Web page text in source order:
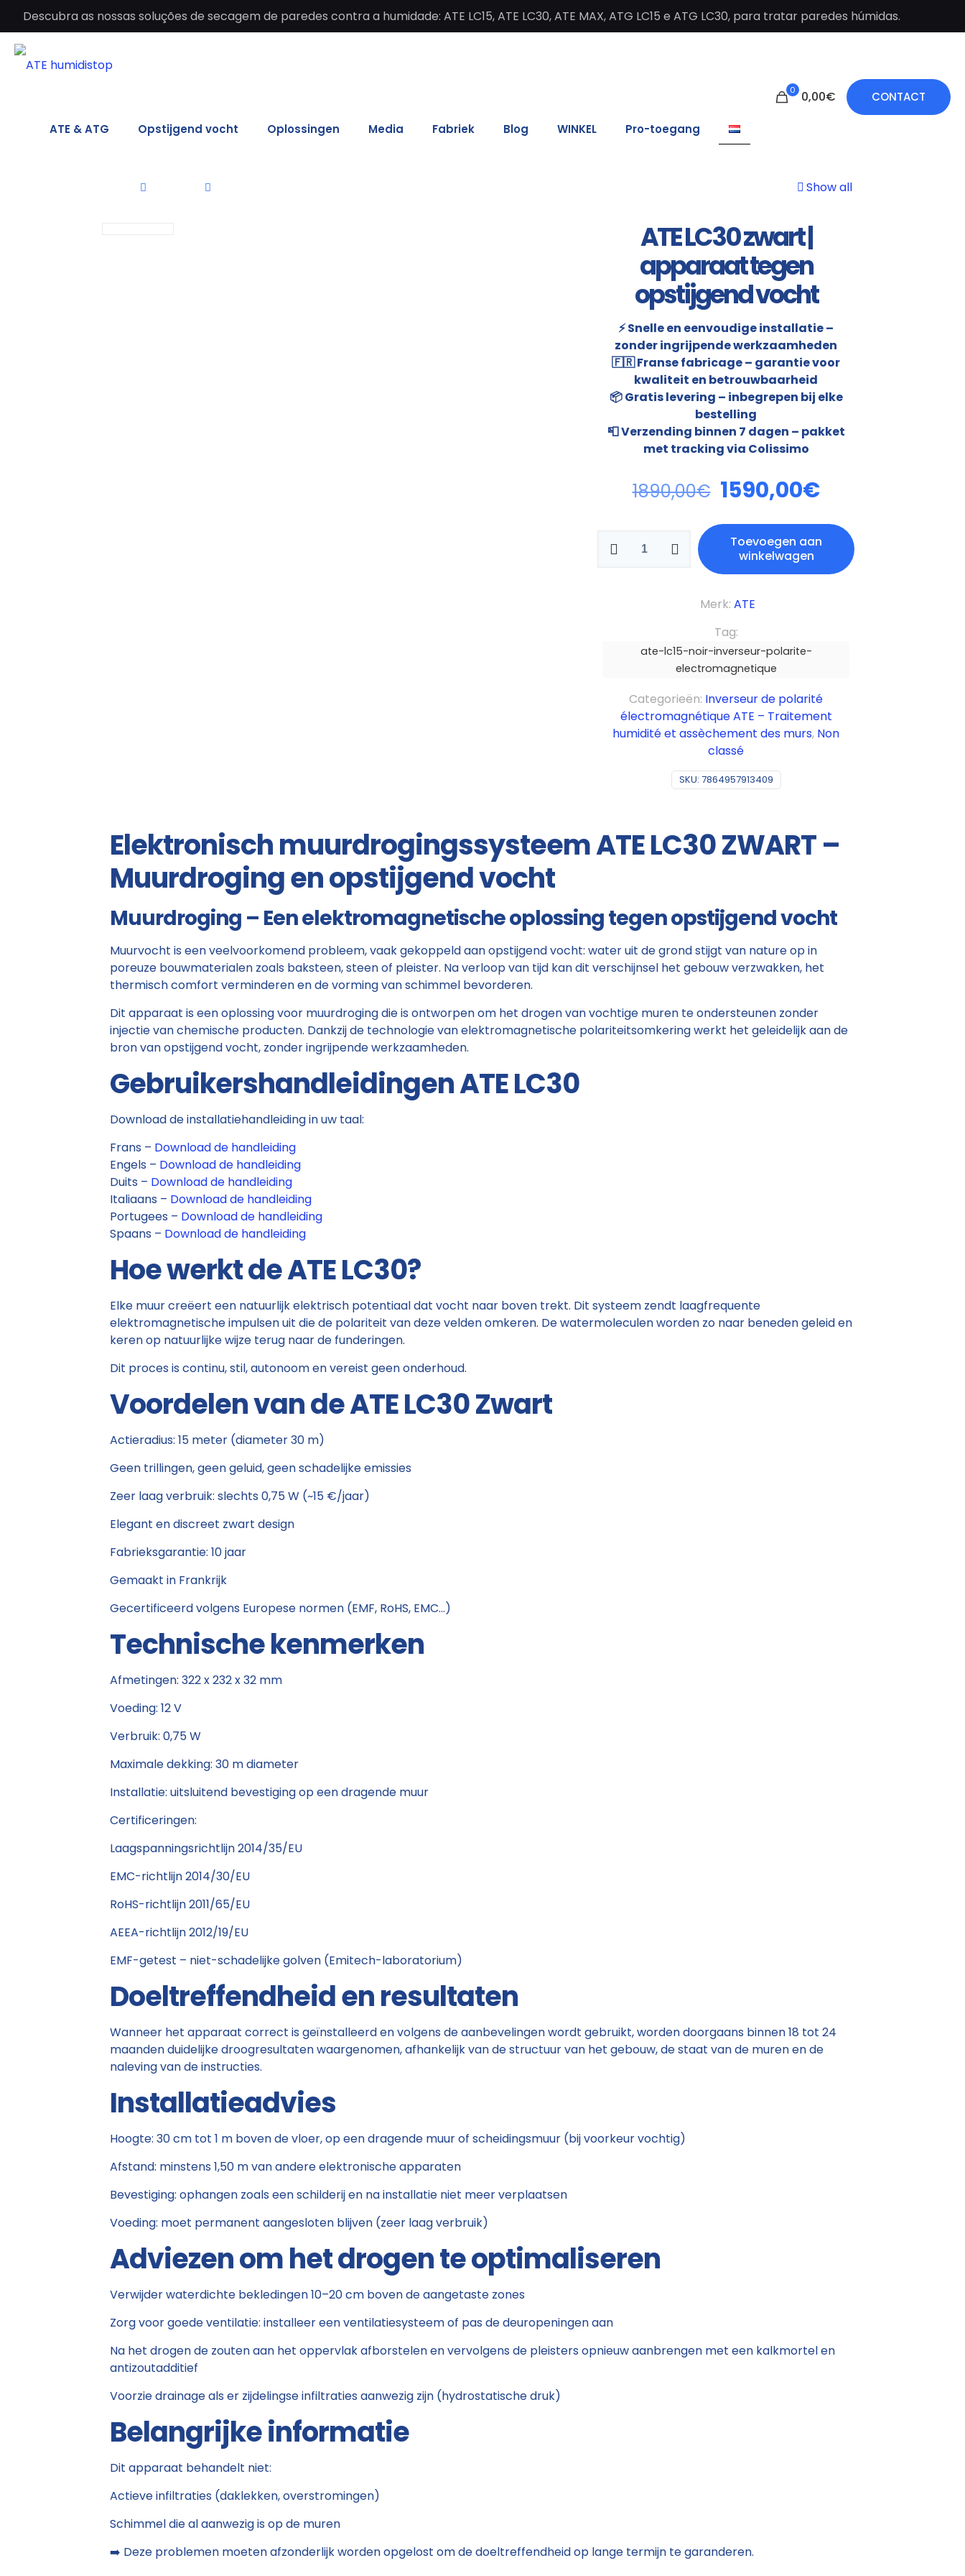
Descubra as nossas soluções de secagem de paredes contra a humidade: ATE LC15, ATE LC30, ATE MAX, ATG LC15 e ATG LC30, para tratar paredes húmidas.
ATE & ATG Opstijgend vocht Oplossingen Media Fabriek Blog WINKEL Pro-toegang
0 0,00€ CONTACT
Show all
ATE LC30 zwart |
apparaat tegen
opstijgend vocht
⚡ Snelle en eenvoudige installatie –
zonder ingrijpende werkzaamheden
🇫🇷 Franse fabricage – garantie voor
kwaliteit en betrouwbaarheid
📦 Gratis levering – inbegrepen bij elke
bestelling
📮 Verzending binnen 7 dagen – pakket
met tracking via Colissimo
1890,00€ 1590,00€
Toevoegen aan
winkelwagen
SKU: 7864957913409
Categorieën: Inverseur de polarité
électromagnétique ATE – Traitement
humidité et assèchement des murs, Non
classé
Tag:
ate-lc15-noir-inverseur-polarite-
electromagnetique
Merk: ATE
Elektronisch muurdrogingssysteem ATE LC30 ZWART –
Muurdroging en opstijgend vocht
Muurdroging – Een elektromagnetische oplossing tegen opstijgend vocht
Muurvocht is een veelvoorkomend probleem, vaak gekoppeld aan opstijgend vocht: water uit de grond stijgt van nature op in
poreuze bouwmaterialen zoals baksteen, steen of pleister. Na verloop van tijd kan dit verschijnsel het gebouw verzwakken, het
thermisch comfort verminderen en de vorming van schimmel bevorderen.
Dit apparaat is een oplossing voor muurdroging die is ontworpen om het drogen van vochtige muren te ondersteunen zonder
injectie van chemische producten. Dankzij de technologie van elektromagnetische polariteitsomkering werkt het geleidelijk aan de
bron van opstijgend vocht, zonder ingrijpende werkzaamheden.
Gebruikershandleidingen ATE LC30
Download de installatiehandleiding in uw taal:
Frans – Download de handleiding
Engels – Download de handleiding
Duits – Download de handleiding
Italiaans – Download de handleiding
Portugees – Download de handleiding
Spaans – Download de handleiding
Hoe werkt de ATE LC30?
Elke muur creëert een natuurlijk elektrisch potentiaal dat vocht naar boven trekt. Dit systeem zendt laagfrequente
elektromagnetische impulsen uit die de polariteit van deze velden omkeren. De watermoleculen worden zo naar beneden geleid en
keren op natuurlijke wijze terug naar de funderingen.
Dit proces is continu, stil, autonoom en vereist geen onderhoud.
Voordelen van de ATE LC30 Zwart
Actieradius: 15 meter (diameter 30 m)
Geen trillingen, geen geluid, geen schadelijke emissies
Zeer laag verbruik: slechts 0,75 W (~15 €/jaar)
Elegant en discreet zwart design
Fabrieksgarantie: 10 jaar
Gemaakt in Frankrijk
Gecertificeerd volgens Europese normen (EMF, RoHS, EMC…)
Technische kenmerken
Afmetingen: 322 x 232 x 32 mm
Voeding: 12 V
Verbruik: 0,75 W
Maximale dekking: 30 m diameter
Installatie: uitsluitend bevestiging op een dragende muur
Certificeringen:
Laagspanningsrichtlijn 2014/35/EU
EMC-richtlijn 2014/30/EU
RoHS-richtlijn 2011/65/EU
AEEA-richtlijn 2012/19/EU
EMF-getest – niet-schadelijke golven (Emitech-laboratorium)
Doeltreffendheid en resultaten
Wanneer het apparaat correct is geïnstalleerd en volgens de aanbevelingen wordt gebruikt, worden doorgaans binnen 18 tot 24
maanden duidelijke droogresultaten waargenomen, afhankelijk van de structuur van het gebouw, de staat van de muren en de
naleving van de instructies.
Installatieadvies
Hoogte: 30 cm tot 1 m boven de vloer, op een dragende muur of scheidingsmuur (bij voorkeur vochtig)
Afstand: minstens 1,50 m van andere elektronische apparaten
Bevestiging: ophangen zoals een schilderij en na installatie niet meer verplaatsen
Voeding: moet permanent aangesloten blijven (zeer laag verbruik)
Adviezen om het drogen te optimaliseren
Verwijder waterdichte bekledingen 10–20 cm boven de aangetaste zones
Zorg voor goede ventilatie: installeer een ventilatiesysteem of pas de deuropeningen aan
Na het drogen de zouten aan het oppervlak afborstelen en vervolgens de pleisters opnieuw aanbrengen met een kalkmortel en
antizoutadditief
Voorzie drainage als er zijdelingse infiltraties aanwezig zijn (hydrostatische druk)
Belangrijke informatie
Dit apparaat behandelt niet:
Actieve infiltraties (daklekken, overstromingen)
Schimmel die al aanwezig is op de muren
➡️ Deze problemen moeten afzonderlijk worden opgelost om de doeltreffendheid op lange termijn te garanderen.